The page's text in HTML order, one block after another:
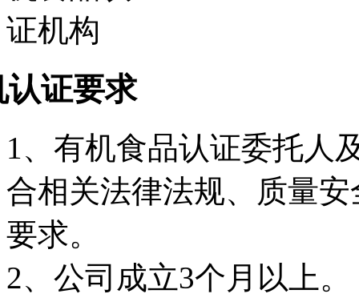
认证要求
1、有机食品认证委托人
合相关法律法规、质量
要求。
2、公司成立3个月以上。